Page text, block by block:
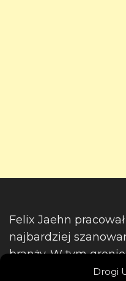
Drogi
Felix Jaehn
najbardziej
branży. W tym
(Shawn Mendes,